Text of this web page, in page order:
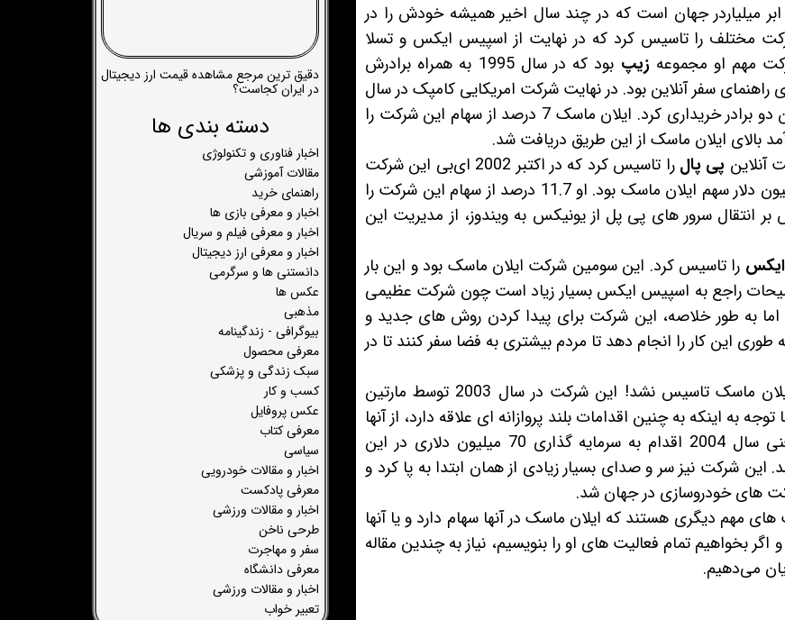
میلیاردر جهان است که در چند سال اخیر همیشه خودش را در
مختلف را تاسیس کرد که در نهایت از اسپیس ایکس و تسلا
مهم او مجموعه زیپ
بود که در سال 1995 به همراه برادرش
سفر آنلاین بود. در نهایت شرکت امریکایی کامپک در سال
1999 این شرکت را به قیمت 370 میلیون دلار از این دو برادر خریداری کرد. ایلان ماسک 7 درصد از سهام این شرکت را
پی پال
را تاسیس کرد که در اکتبر 2002 ای‌بی این شرکت
را به ارزش 1.5 میلیارد دلار خریداری کرد که 165 میلیون دلار سهم ایلان ماسک بود. او 11.7 درصد از سهام این شرکت را
انتقال سرور های پی پل از یونیکس به ویندوز، از مدیریت این
را تاسیس کرد. این سومین شرکت ایلان ماسک بود و این بار
راجع به اسپیس ایکس بسیار زیاد است چون شرکت عظیمی
به طور خلاصه، این شرکت برای پیدا کردن روش های جدید و
این کار را انجام دهد تا مردم بیشتری به فضا سفر کنند تا در
توسط ایلان ماسک تاسیس نشد! این شرکت در سال 2003 توسط مارتین
به اینکه به چنین اقدامات بلند پروازانه ای علاقه دارد، از آنها
حمایت می‌کرد تا اینکه در نهایت یک سال بعد یعنی سال 2004 اقدام به سرمایه گذاری 70 میلیون دلاری در این
شرکت نیز سر و صدای بسیار زیادی از همان ابتدا به پا کرد و
های خودروسازی در جهان شد.
مهم دیگری هستند که ایلان ماسک در آنها سهام دارد و یا آنها
بخواهیم تمام فعالیت های او را بنویسیم، نیاز به چندین مقاله
می‌دهیم.
دقیق ترین مرجع مشاهده قیمت ارز دیجیتال
در ایران کجاست؟
دسته بندی ها
اخبار فناوری و تکنولوژی
مقالات آموزشی
راهنمای خرید
اخبار و معرفی بازی ها
اخبار و معرفی فیلم و سریال
اخبار و معرفی ارز دیجیتال
دانستنی ها و سرگرمی
عکس ها
مذهبی
بیوگرافی - زندگینامه
معرفی محصول
سبک زندگی و پزشکی
کسب و کار
عکس پروفایل
معرفی کتاب
سیاسی
اخبار و مقالات خودرویی
معرفی پادکست
اخبار و مقالات ورزشی
طرحی ناخن
سفر و مهاجرت
معرفی دانشگاه
اخبار و مقالات ورزشی
تعبیر خواب